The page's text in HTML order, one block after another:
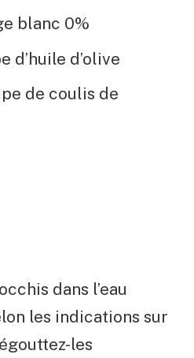
blanc 0%
d’huile d’olive
de coulis de
dans l’eau
les indications sur
les